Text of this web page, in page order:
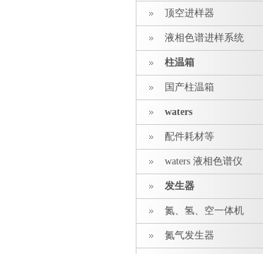
顶空进样器
液相色谱进样系统
柱温箱
国产柱温箱
waters
配件耗材等
waters 液相色谱仪
发生器
氮、氢、空一体机
氮气发生器